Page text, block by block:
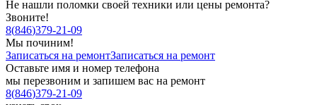
Не нашли поломки своей техники или цены ремонта?
Звоните!
8(846)379-21-09
Мы починим!
Записаться на ремонтЗаписаться на ремонт
Оставьте имя и номер телефона
мы перезвоним и запишем вас на ремонт
8(846)379-21-09